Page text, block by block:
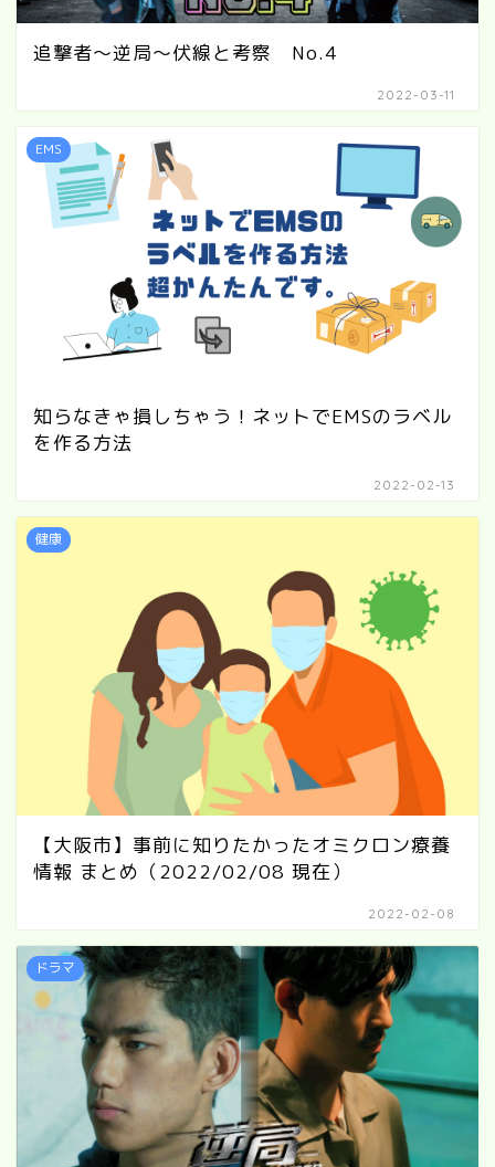
追撃者～逆局～伏線と考察 No.4
2022-03-11
EMS
知らなきゃ損しちゃう！ネットでEMSのラベル
を作る方法
2022-02-13
健康
【大阪市】事前に知りたかったオミクロン療養
情報 まとめ（2022/02/08 現在）
2022-02-08
ドラマ